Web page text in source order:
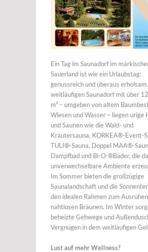
Ein Tag im Saunadorf im
Sauerland ist wie ein Urlaubstag:
genussreich und überaus
weitläufigen Saunadorf mit über
m² – umgeben von altem
Wiesen und Wasser – liegen urige
und Saunen wie die Wald- und
Kräutersauna, KORKEA®-Event-
TULI®-Sauna, Doppel MAA®-
Dampfbad und Bi-O-®Bäder, die
unverwechselbare Ambiente
Im Sommer bieten die großzügige
Saunalandschaft und die
den idealen Rahmen zum
nahtlosen Bräunen. Im Winter
beheizte Gehwege und
Vergnügen in dem weitläufigen
Lust auf mehr Wellness?